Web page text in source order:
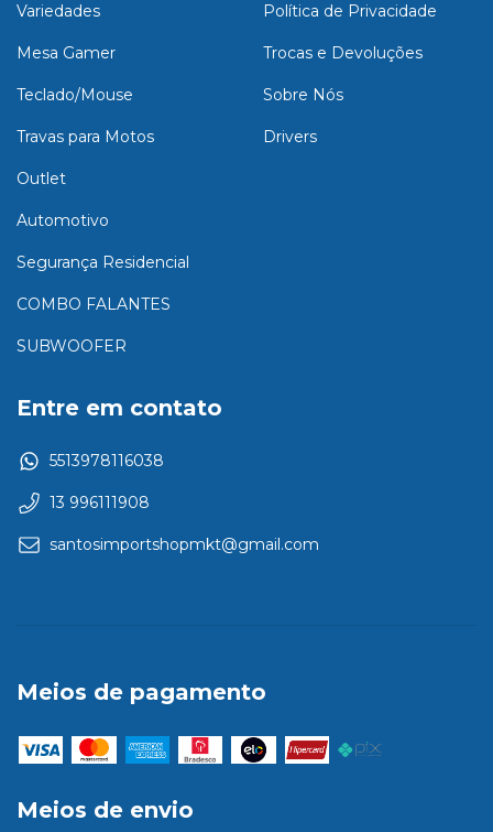
Variedades
Mesa Gamer
Teclado/Mouse
Travas para Motos
Outlet
Automotivo
Segurança Residencial
COMBO FALANTES
SUBWOOFER
Política de Privacidade
Trocas e Devoluções
Sobre Nós
Drivers
Entre em contato
5513978116038
13 996111908
santosimportshopmkt@gmail.com
Meios de pagamento
Meios de envio